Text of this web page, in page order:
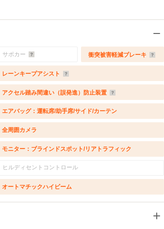
サポカー 衝突被害軽減ブレーキ
レーンキープアシスト
アクセル踏み間違い（誤発進）防止装置
エアバッグ：運転席/助手席/サイド/カーテン
全周囲カメラ
モニター：ブラインドスポット/リアトラフィック
ヒルディセントコントロール
オートマチックハイビーム